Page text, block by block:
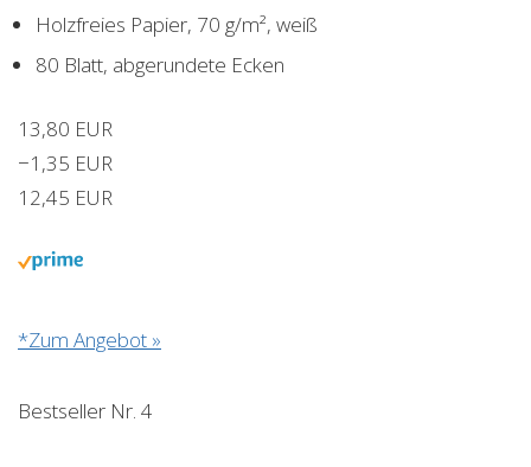
Holzfreies Papier, 70 g/m², weiß
80 Blatt, abgerundete Ecken
13,80 EUR
−1,35 EUR
12,45 EUR
*Zum Angebot »
Bestseller Nr. 4